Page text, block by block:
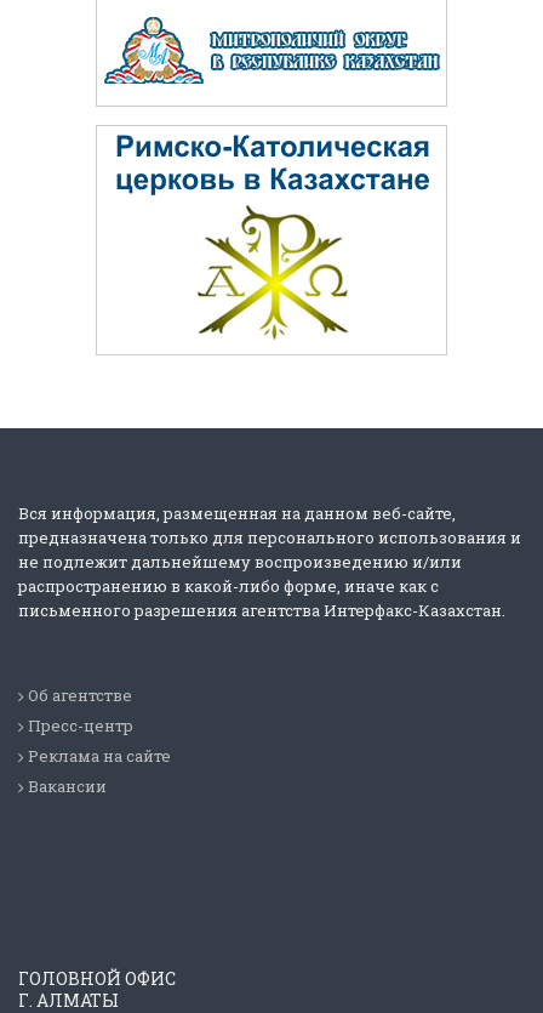
Вся информация, размещенная на данном веб-сайте,
предназначена только для персонального использования и
не подлежит дальнейшему воспроизведению и/или
распространению в какой-либо форме, иначе как с
письменного разрешения агентства Интерфакс-Казахстан.
Об агентстве
Пресс-центр
Реклама на сайте
Вакансии
ГОЛОВНОЙ ОФИС
Г. АЛМАТЫ